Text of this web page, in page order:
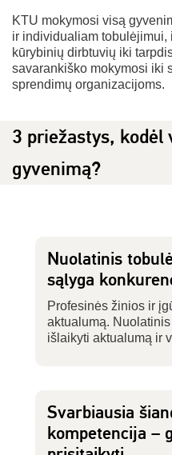
KTU mokymosi visą
ir individualiam tobulėjimui,
kūrybinių dirbtuvių iki
savarankiško mokymosi iki
sprendimų organizacijoms.
3 priežastys,
gyvenimą?
Nuolatinis
sąlyga
Profesinės žinios ir
aktualumą.
išlaikyti aktualumą ir
Svarbiausia
kompetencija –